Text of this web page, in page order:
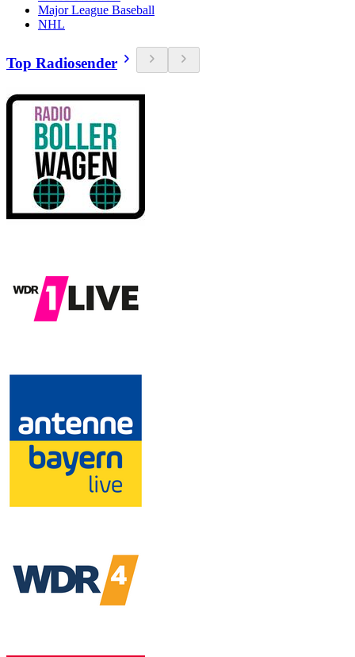
Major League Baseball
NHL
Top Radiosender